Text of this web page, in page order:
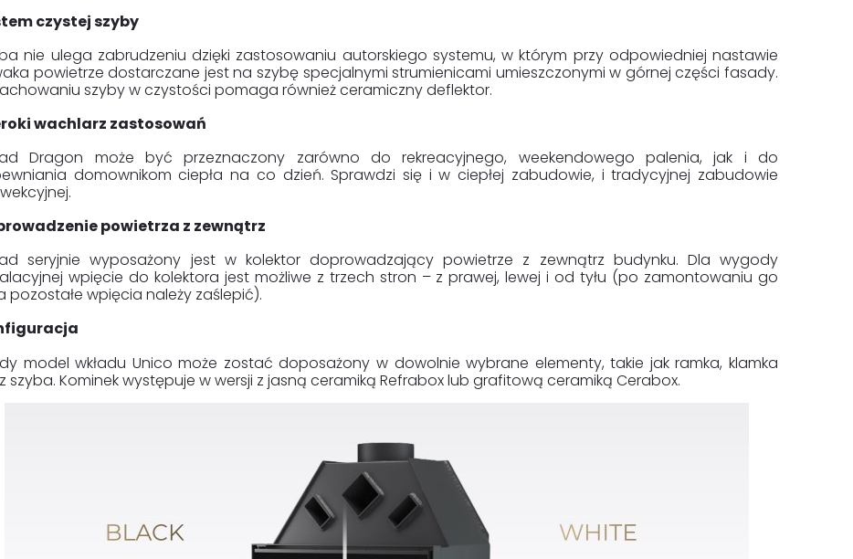
czystej szyby
nie ulega zabrudzeniu dzięki zastosowaniu autorskiego systemu, w którym przy odpowiedniej nastawie
powietrze dostarczane jest na szybę specjalnymi strumienicami umieszczonymi w górnej części fasady.
szyby w czystości pomaga również ceramiczny deflektor.
wachlarz zastosowań
Dragon może być przeznaczony zarówno do rekreacyjnego, weekendowego palenia, jak i do
domownikom ciepła na co dzień. Sprawdzi się i w ciepłej zabudowie, i tradycyjnej zabudowie
powietrza z zewnątrz
seryjnie wyposażony jest w kolektor doprowadzający powietrze z zewnątrz budynku. Dla wygody
wpięcie do kolektora jest możliwe z trzech stron – z prawej, lewej i od tyłu (po zamontowaniu go
pozostałe wpięcia należy zaślepić).
model wkładu Unico może zostać doposażony w dowolnie wybrane elementy, takie jak ramka, klamka
szyba. Kominek występuje w wersji z jasną ceramiką Refrabox lub grafitową ceramiką Cerabox.